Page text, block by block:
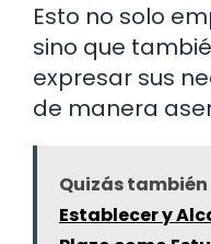
Esto no solo
sino que
expresar sus
de manera
Quizás
Establecer y